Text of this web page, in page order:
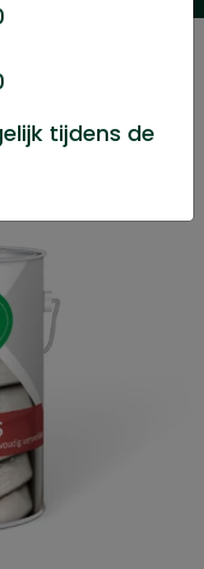
250ml
tijdens de